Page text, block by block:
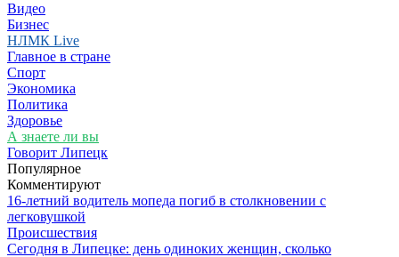
Видео
Бизнес
НЛМК Live
Главное в стране
Спорт
Экономика
Политика
Здоровье
А знаете ли вы
Говорит Липецк
Популярное
Комментируют
16-летний водитель мопеда погиб в столкновении с
легковушкой
Происшествия
Сегодня в Липецке: день одиноких женщин, сколько